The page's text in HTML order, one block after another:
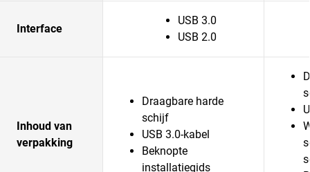
Interface
USB 3.0
USB 2.0
Inhoud van
verpakking
Draagbare harde
schijf
USB 3.0-kabel
Beknopte
installatiegids